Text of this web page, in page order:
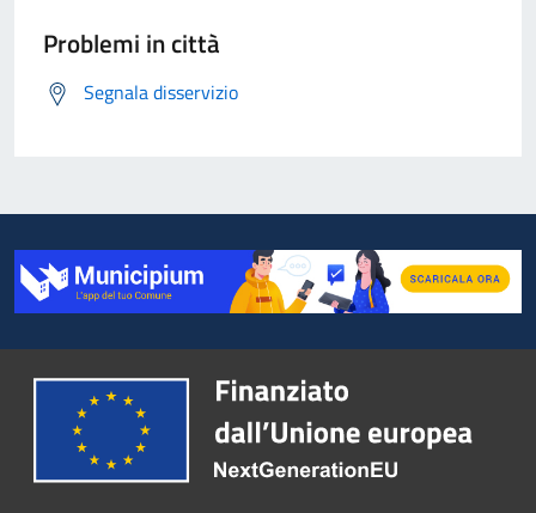
Problemi in città
Segnala disservizio